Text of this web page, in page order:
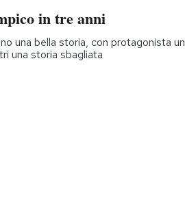
in tre anni
una bella storia, con protagonista un
una storia sbagliata